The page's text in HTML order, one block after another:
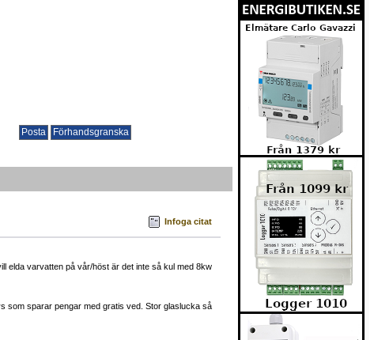
Infoga citat
elda varvatten på vår/höst är det inte så kul med 8kw
som sparar pengar med gratis ved. Stor glaslucka så